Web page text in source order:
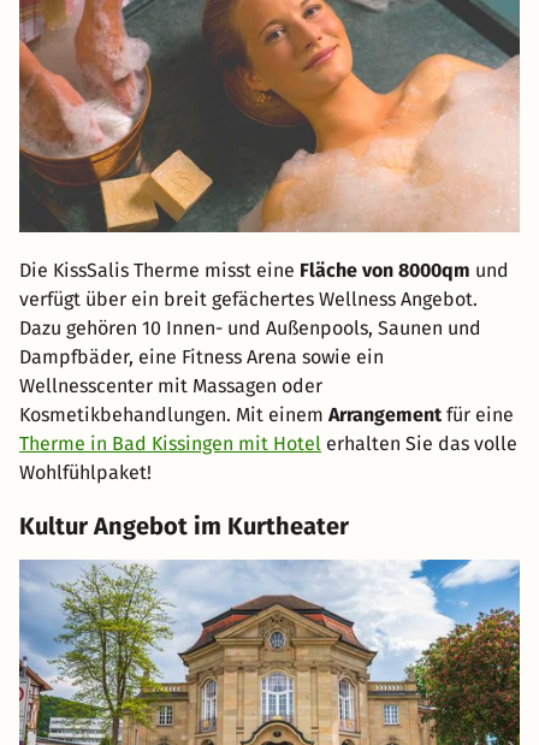
Die KissSalis Therme misst eine Fläche von 8000qm und
verfügt über ein breit gefächertes Wellness Angebot.
Dazu gehören 10 Innen- und Außenpools, Saunen und
Dampfbäder, eine Fitness Arena sowie ein
Wellnesscenter mit Massagen oder
Kosmetikbehandlungen. Mit einem Arrangementfür eine
Therme in Bad Kissingen mit Hotel erhalten Sie das volle
Wohlfühlpaket!
Kultur Angebot im Kurtheater